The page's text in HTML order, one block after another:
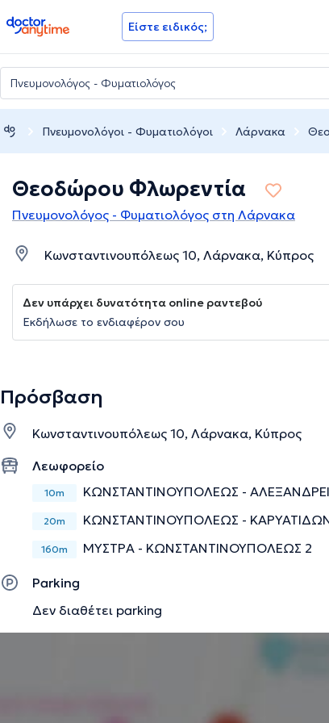
doctoranytime Είστε ειδικός;
Πνευμονολόγοι - Φυματιολόγοι Λάρνακα
Θεοδώρου Φλωρεντία
Πνευμονολόγος - Φυματιολόγος στη Λάρνακα
Κωνσταντινουπόλεως 10, Λάρνακα, Κύπρος
Δεν υπάρχει δυνατότητα online ραντεβού
Εκδήλωσε το ενδιαφέρον σου
Πρόσβαση
Κωνσταντινουπόλεως 10, Λάρνακα, Κύπρος
Λεωφορείο
10m ΚΩΝΣΤΑΝΤΙΝΟΥΠΟΛΕΩΣ -
20m ΚΩΝΣΤΑΝΤΙΝΟΥΠΟΛΕΩΣ -
160m ΜΥΣΤΡΑ - ΚΩΝΣΤΑΝΤΙΝΟΥΠΟΛΕΩΣ 2
Parking
Δεν διαθέτει parking